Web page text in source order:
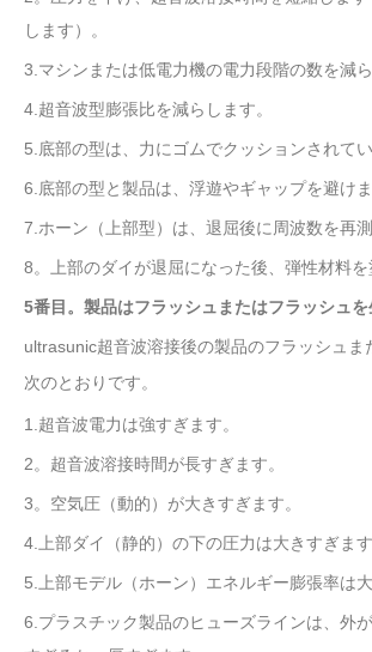
します）。
3.マシンまたは低電力機の電力段階の数を減ら
4.超音波型膨張比を減らします。
5.底部の型は、力にゴムでクッションされてい
6.底部の型と製品は、浮遊やギャップを避けま
7.ホーン（上部型）は、退屈後に周波数を再測
8。上部のダイが退屈になった後、弾性材料を
5番目。製品はフラッシュまたはフラッシュ
ultrasunic超音波溶接後の製品のフラッシュま
次のとおりです。
1.超音波電力は強すぎます。
2。超音波溶接時間が長すぎます。
3。空気圧（動的）が大きすぎます。
4.上部ダイ（静的）の下の圧力は大きすぎます
5.上部モデル（ホーン）エネルギー膨張率は大
6.プラスチック製品のヒューズラインは、外